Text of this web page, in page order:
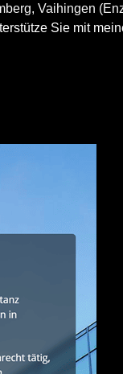
, Vaihingen
Sie mit